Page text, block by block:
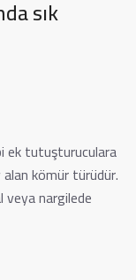
sık
ek tutuşturuculara
alan kömür türüdür.
veya nargilede